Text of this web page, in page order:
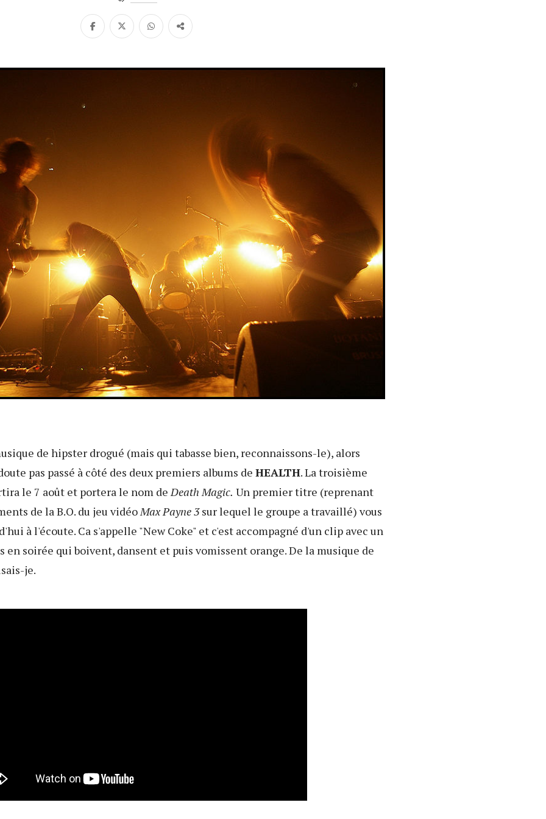
de hipster drogué (mais qui tabasse bien, reconnaissons-le), alors
pas passé à côté des deux premiers albums de HEALTH. La troisième
le 7 août et portera le nom deDeath Magic. Un premier titre (reprenant
de la B.O. du jeu vidéoMax Payne 3sur lequel le groupe a travaillé) vous
à l'écoute. Ca s'appelle "New Coke" et c'est accompagné d'un clip avec un
en soirée qui boivent, dansent et puis vomissent orange. De la musique de
je.